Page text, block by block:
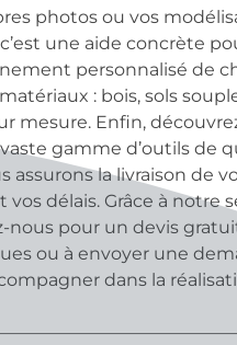
photos ou vos
une aide concrète
personnalisé de
: bois, sols
mesure. Enfin,
gamme d’outils de
assurons la livraison de
délais. Grâce à notre
nous pour un devis
ou à envoyer une
dans la